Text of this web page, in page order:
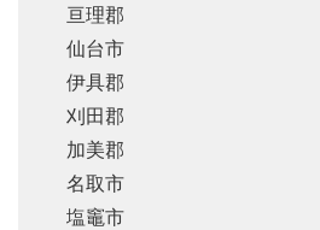
亘理郡
仙台市
伊具郡
刈田郡
加美郡
名取市
塩竈市